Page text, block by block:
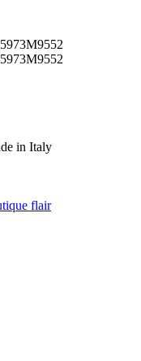
in Italy
flair